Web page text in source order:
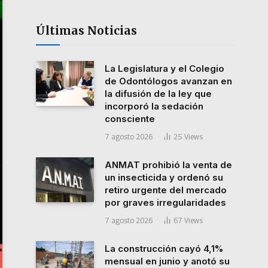
Últimas Noticias
La Legislatura y el Colegio
de Odontólogos avanzan en
la difusión de la ley que
incorporó la sedación
consciente
7 agosto 2026 25 Views
ANMAT prohibió la venta de
un insecticida y ordenó su
retiro urgente del mercado
por graves irregularidades
7 agosto 2026 67 Views
La construcción cayó 4,1%
mensual en junio y anotó su